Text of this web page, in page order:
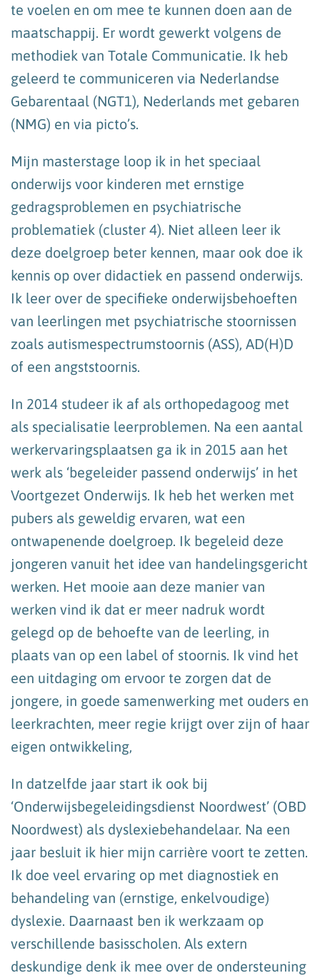
te voelen en om mee te kunnen doen aan de
maatschappij. Er wordt gewerkt volgens de
methodiek van Totale Communicatie. Ik heb
geleerd te communiceren via Nederlandse
Gebarentaal (NGT1), Nederlands met gebaren
(NMG) en via picto’s.
Mijn masterstage loop ik in het speciaal
onderwijs voor kinderen met ernstige
gedragsproblemen en psychiatrische
problematiek (cluster 4). Niet alleen leer ik
deze doelgroep beter kennen, maar ook doe ik
kennis op over didactiek en passend onderwijs.
Ik leer over de specifieke onderwijsbehoeften
van leerlingen met psychiatrische stoornissen
zoals autismespectrumstoornis (ASS), AD(H)D
of een angststoornis.
In 2014 studeer ik af als orthopedagoog met
als specialisatie leerproblemen. Na een aantal
werkervaringsplaatsen ga ik in 2015 aan het
werk als ‘begeleider passend onderwijs’ in het
Voortgezet Onderwijs. Ik heb het werken met
pubers als geweldig ervaren, wat een
ontwapenende doelgroep. Ik begeleid deze
jongeren vanuit het idee van handelingsgericht
werken. Het mooie aan deze manier van
werken vind ik dat er meer nadruk wordt
gelegd op de behoefte van de leerling, in
plaats van op een label of stoornis. Ik vind het
een uitdaging om ervoor te zorgen dat de
jongere, in goede samenwerking met ouders en
leerkrachten, meer regie krijgt over zijn of haar
eigen ontwikkeling,
In datzelfde jaar start ik ook bij
‘Onderwijsbegeleidingsdienst Noordwest’ (OBD
Noordwest) als dyslexiebehandelaar. Na een
jaar besluit ik hier mijn carrière voort te zetten.
Ik doe veel ervaring op met diagnostiek en
behandeling van (ernstige, enkelvoudige)
dyslexie. Daarnaast ben ik werkzaam op
verschillende basisscholen. Als extern
deskundige denk ik mee over de ondersteuning